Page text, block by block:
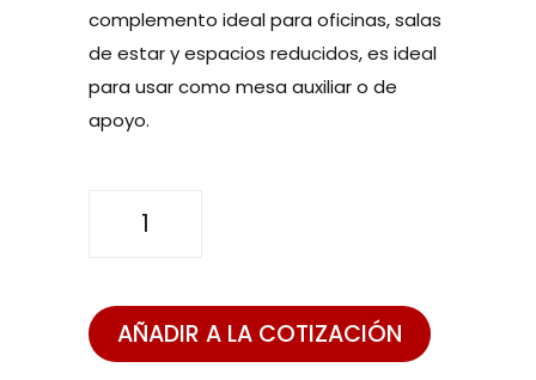
complemento ideal para oficinas, salas
de estar y espacios reducidos, es ideal
para usar como mesa auxiliar o de
apoyo.
FOCUS
AÑADIR A LA COTIZACIÓN